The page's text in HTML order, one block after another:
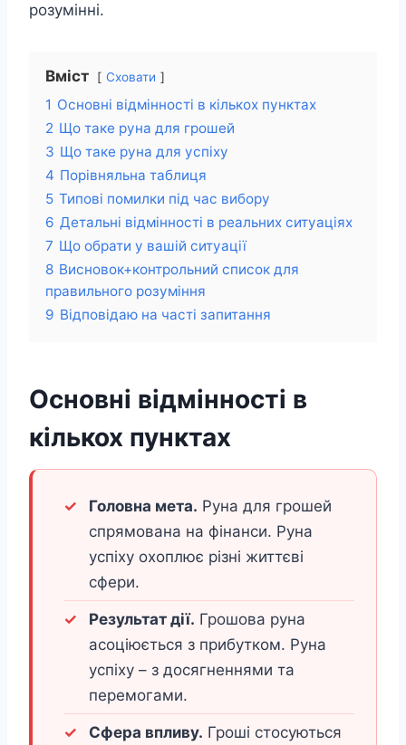
розумінні.
Вміст Сховати
1 Основні відмінності в кількох пунктах
2 Що таке руна для грошей
3 Що таке руна для успіху
4 Порівняльна таблиця
5 Типові помилки під час вибору
6 Детальні відмінності в реальних ситуаціях
7 Що обрати у вашій ситуації
8 Висновок+контрольний список для
правильного розуміння
9 Відповідаю на часті запитання
Основні відмінності в
кількох пунктах
Головна мета. Руна для грошей
спрямована на фінанси. Руна
успіху охоплює різні життєві
сфери.
Результат дії. Грошова руна
асоціюється з прибутком. Руна
успіху – з досягненнями та
перемогами.
Сфера впливу. Гроші стосуються